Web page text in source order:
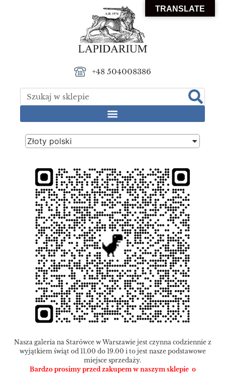
+48 504008386
Złoty polski
Nasza galeria na Starówce w Warszawie jest czynna codziennie z
wyjątkiem świąt od 11.00 do 19.00 i to jest nasze podstawowe
miejsce sprzedaży.
Bardzo prosimy przed zakupem w naszym sklepie o
TRANSLATE